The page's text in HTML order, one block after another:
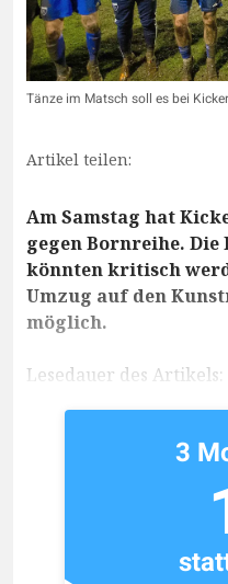
Tänze im Matsch soll es bei
Artikel teilen:
Am Samstag hat
gegen Bornreihe.
könnten kritisch
Umzug auf den
möglich.
Lesedauer des
3